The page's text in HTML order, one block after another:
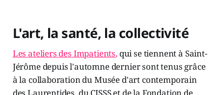
L'art, la santé, la collectivité
Les ateliers des Impatients,qui se tiennent à Saint-
Jérôme depuis l'automne dernier sont tenus grâce
à la collaboration du Musée d'art contemporain
des Laurentides, du CISSS et de la Fondation de